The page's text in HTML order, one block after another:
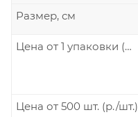
Размер, см
Цена от 1 упаковки (р./шт.)
Цена от 500 шт. (р./шт.)